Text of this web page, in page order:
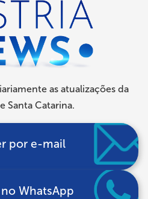
as atualizações da
Santa Catarina.
por e-mail
WhatsApp